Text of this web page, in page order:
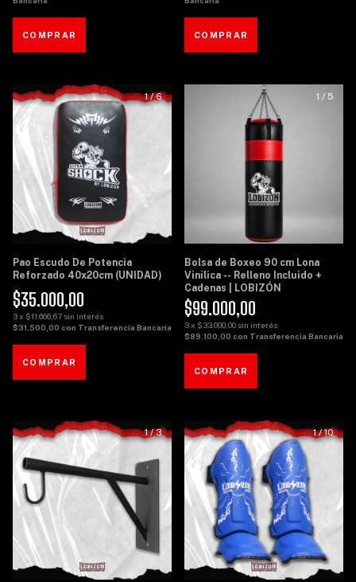
1/6
Pao Escudo De Potencia
Reforzado 40x20cm (UNIDAD)
$35.000,00
3x $11.666,67 sin interés
$31.500,00 con Transferencia Bancaria
1 / 5
Bolsa de Boxeo 90 cm Lona
Vinílica -- Relleno Incluido +
Cadenas | LOBIZÓN
$99.000,00
3x $33.000,00 sin interés
$89.100,00 con Transferencia Bancaria
1/3 1/10